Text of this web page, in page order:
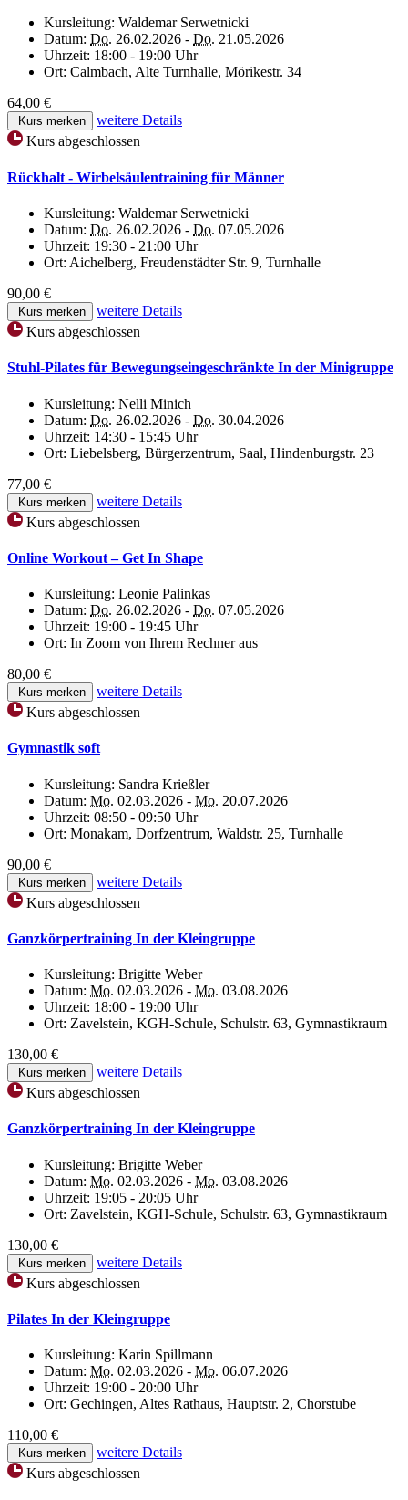
Kursleitung: Waldemar Serwetnicki
Datum: Do. 26.02.2026 - Do. 21.05.2026
Uhrzeit: 18:00 - 19:00 Uhr
Ort: Calmbach, Alte Turnhalle, Mörikestr. 34
64,00 €
Kurs merken
weitere Details
Kurs abgeschlossen
Rückhalt - Wirbelsäulentraining für Männer
Kursleitung: Waldemar Serwetnicki
Datum: Do. 26.02.2026 - Do. 07.05.2026
Uhrzeit: 19:30 - 21:00 Uhr
Ort: Aichelberg, Freudenstädter Str. 9, Turnhalle
90,00 €
Kurs merken
weitere Details
Kurs abgeschlossen
Stuhl-Pilates für Bewegungseingeschränkte In der Minigruppe
Kursleitung: Nelli Minich
Datum: Do. 26.02.2026 - Do. 30.04.2026
Uhrzeit: 14:30 - 15:45 Uhr
Ort: Liebelsberg, Bürgerzentrum, Saal, Hindenburgstr. 23
77,00 €
Kurs merken
weitere Details
Kurs abgeschlossen
Online Workout – Get In Shape
Kursleitung: Leonie Palinkas
Datum: Do. 26.02.2026 - Do. 07.05.2026
Uhrzeit: 19:00 - 19:45 Uhr
Ort: In Zoom von Ihrem Rechner aus
80,00 €
Kurs merken
weitere Details
Kurs abgeschlossen
Gymnastik soft
Kursleitung: Sandra Krießler
Datum: Mo. 02.03.2026 - Mo. 20.07.2026
Uhrzeit: 08:50 - 09:50 Uhr
Ort: Monakam, Dorfzentrum, Waldstr. 25, Turnhalle
90,00 €
Kurs merken
weitere Details
Kurs abgeschlossen
Ganzkörpertraining In der Kleingruppe
Kursleitung: Brigitte Weber
Datum: Mo. 02.03.2026 - Mo. 03.08.2026
Uhrzeit: 18:00 - 19:00 Uhr
Ort: Zavelstein, KGH-Schule, Schulstr. 63, Gymnastikraum
130,00 €
Kurs merken
weitere Details
Kurs abgeschlossen
Ganzkörpertraining In der Kleingruppe
Kursleitung: Brigitte Weber
Datum: Mo. 02.03.2026 - Mo. 03.08.2026
Uhrzeit: 19:05 - 20:05 Uhr
Ort: Zavelstein, KGH-Schule, Schulstr. 63, Gymnastikraum
130,00 €
Kurs merken
weitere Details
Kurs abgeschlossen
Pilates In der Kleingruppe
Kursleitung: Karin Spillmann
Datum: Mo. 02.03.2026 - Mo. 06.07.2026
Uhrzeit: 19:00 - 20:00 Uhr
Ort: Gechingen, Altes Rathaus, Hauptstr. 2, Chorstube
110,00 €
Kurs merken
weitere Details
Kurs abgeschlossen